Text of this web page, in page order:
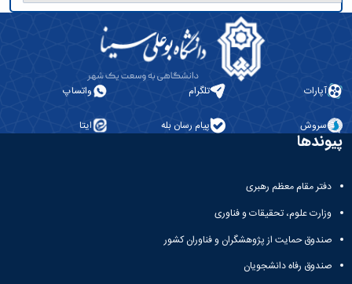
آپارات تلگرام واتساپ
سروش پیام رسان بله ایتا
پیوندها
دفتر مقام معظم رهبری
وزارت علوم، تحقیقات و فناوری
صندوق حمایت از پژوهشگران و فناوران کشور
صندوق رفاه دانشجویان